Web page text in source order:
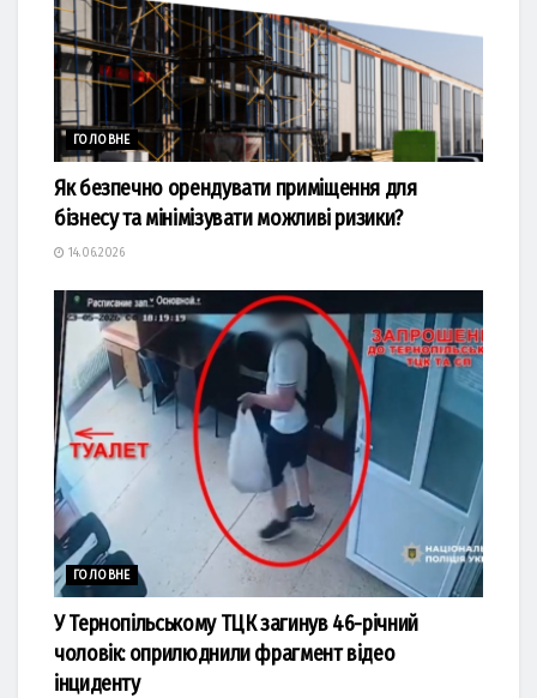
ГОЛОВНЕ
Як безпечно орендувати приміщення для
бізнесу та мінімізувати можливі ризики?
14.06.2026
ГОЛОВНЕ
У Тернопільському ТЦК загинув 46-річний
чоловік: оприлюднили фрагмент відео
інциденту